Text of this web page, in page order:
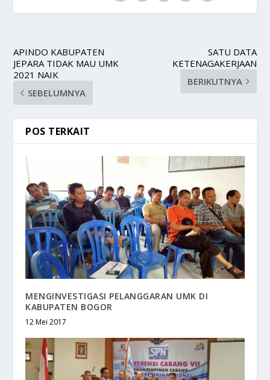
APINDO KABUPATEN
JEPARA TIDAK MAU UMK
2021 NAIK
SEBELUMNYA
SATU DATA
KETENAGAKERJAAN
BERIKUTNYA
POS TERKAIT
MENGINVESTIGASI PELANGGARAN UMK DI
KABUPATEN BOGOR
12 Mei 2017